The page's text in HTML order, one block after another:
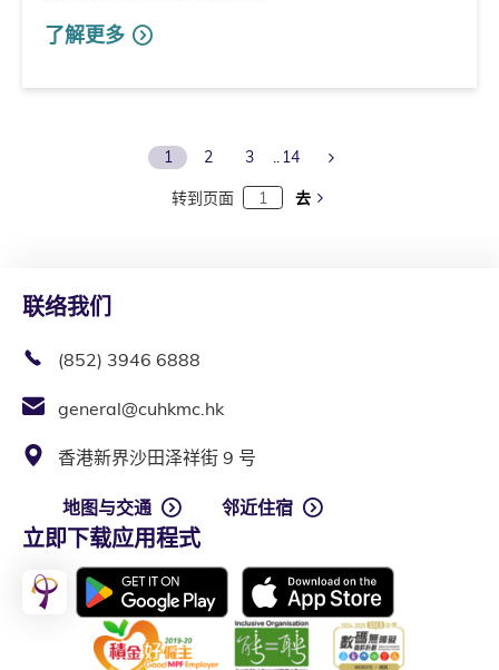
了解更多
1 2 3 14
转到页面 去
联络我们
(852) 3946 6888
general@cuhkmc.hk
香港新界沙田泽祥街 9 号
地图与交通 邻近住宿
立即下载应用程式